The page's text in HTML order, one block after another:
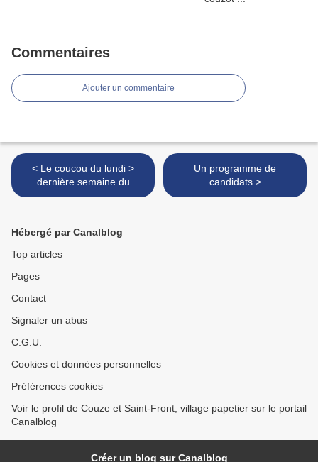
Commentaires
Ajouter un commentaire
< Le coucou du lundi >
dernière semaine du
printemps 2017 !
Un programme de
candidats >
Hébergé par Canalblog
Top articles
Pages
Contact
Signaler un abus
C.G.U.
Cookies et données personnelles
Préférences cookies
Voir le profil de Couze et Saint-Front, village papetier sur le portail
Canalblog
Créer un blog sur Canalblog